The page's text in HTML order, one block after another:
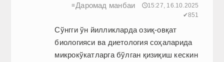
≡Даромад манбаи
🕔15:27, 16.10.2025
✔851
Сўнгги ўн йилликларда озиқ-овқат
биологияси ва диетология соҳаларида
микрокўкатларга бўлган қизиқиш кескин